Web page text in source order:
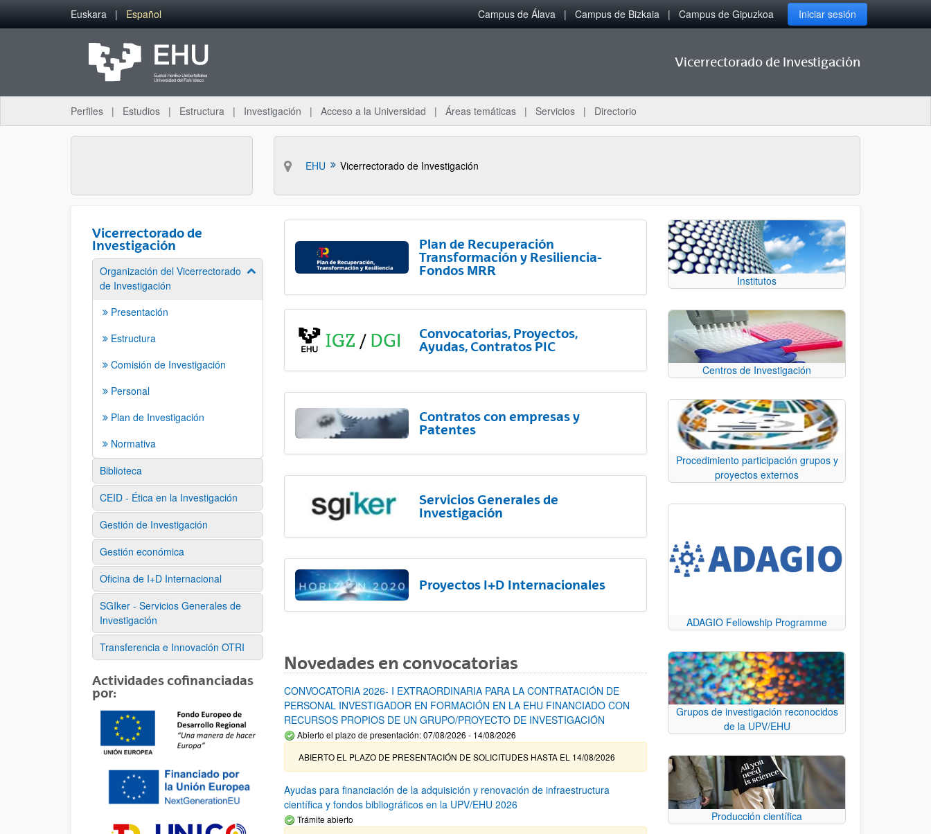
Saltar al contenido principal
Euskara Español Campus de Álava Campus de Bizkaia Campus de Gipuzkoa Iniciar sesión
Vicerrectorado de Investigación
Perfiles Estudios Estructura Investigación Acceso a la Universidad Áreas temáticas Servicios Directorio
EHU Vicerrectorado de Investigación
Vicerrectorado de
Investigación
Organización del Vicerrectorado
de Investigación
Mostrar/ocultar subpáginas
Presentación
Estructura
Comisión de Investigación
Personal
Plan de Investigación
Normativa
Biblioteca
CEID - Ética en la Investigación
Gestión de Investigación
Gestión económica
Oficina de I+D Internacional
SGIker - Servicios Generales de
Investigación
Transferencia e Innovación OTRI
Actividades cofinanciadas
por:
Plan de Recuperación
Transformación y Resiliencia-
Fondos MRR
Convocatorias, Proyectos,
Ayudas, Contratos PIC
Contratos con empresas y
Patentes
Servicios Generales de
Investigación
Proyectos I+D Internacionales
Novedades en convocatorias
CONVOCATORIA 2026- I EXTRAORDINARIA PARA LA CONTRATACIÓN DE
PERSONAL INVESTIGADOR EN FORMACIÓN EN LA EHU FINANCIADO CON
RECURSOS PROPIOS DE UN GRUPO/PROYECTO DE INVESTIGACIÓN
Abierto el plazo de presentación: 07/08/2026 - 14/08/2026
ABIERTO EL PLAZO DE PRESENTACIÓN DE SOLICITUDES HASTA EL 14/08/2026
Ayudas para financiación de la adquisición y renovación de infraestructura
científica y fondos bibliográficos en la UPV/EHU 2026
Trámite abierto
Institutos
Centros de Investigación
Procedimiento participación grupos y
proyectos externos
ADAGIO Fellowship Programme
Grupos de investigación reconocidos
de la UPV/EHU
Producción científica